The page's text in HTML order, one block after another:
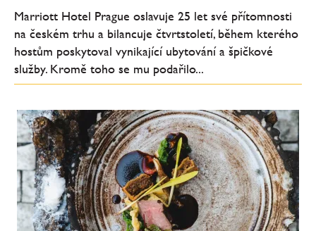
Marriott Hotel Prague oslavuje 25 let své přítomnosti
na českém trhu a bilancuje čtvrtstoletí, během kterého
hostům poskytoval vynikající ubytování a špičkové
služby. Kromě toho se mu podařilo...